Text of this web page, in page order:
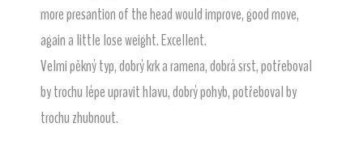
more presantion of the head would improve, good move,
again a little lose weight. Excellent.
Velmi pěkný typ, dobrý krk a ramena, dobrá srst, potřeboval
by trochu lépe upravit hlavu, dobrý pohyb, potřeboval by
trochu zhubnout.